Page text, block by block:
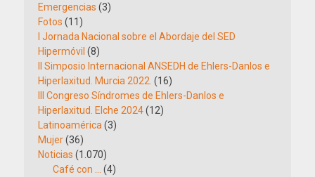
Emergencias (3)
Fotos (11)
I Jornada Nacional sobre el Abordaje del SED
Hipermóvil (8)
II Simposio Internacional ANSEDH de Ehlers-Danlos e
Hiperlaxitud. Murcia 2022. (16)
III Congreso Síndromes de Ehlers-Danlos e
Hiperlaxitud. Elche 2024(12)
Latinoamérica (3)
Mujer(36)
Noticias (1.070)
Café con …
(4)